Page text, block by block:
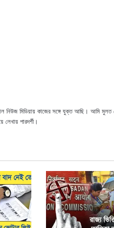
নিউজ মিডিয়ায় কাজের সঙ্গে যুক্ত আছি। আমি
লেখায় পারদর্শী।